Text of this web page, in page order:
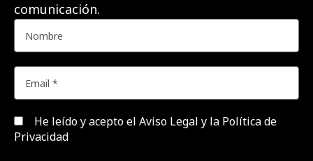
comunicación.
He leído y acepto el Aviso Legal y la Política de
Privacidad